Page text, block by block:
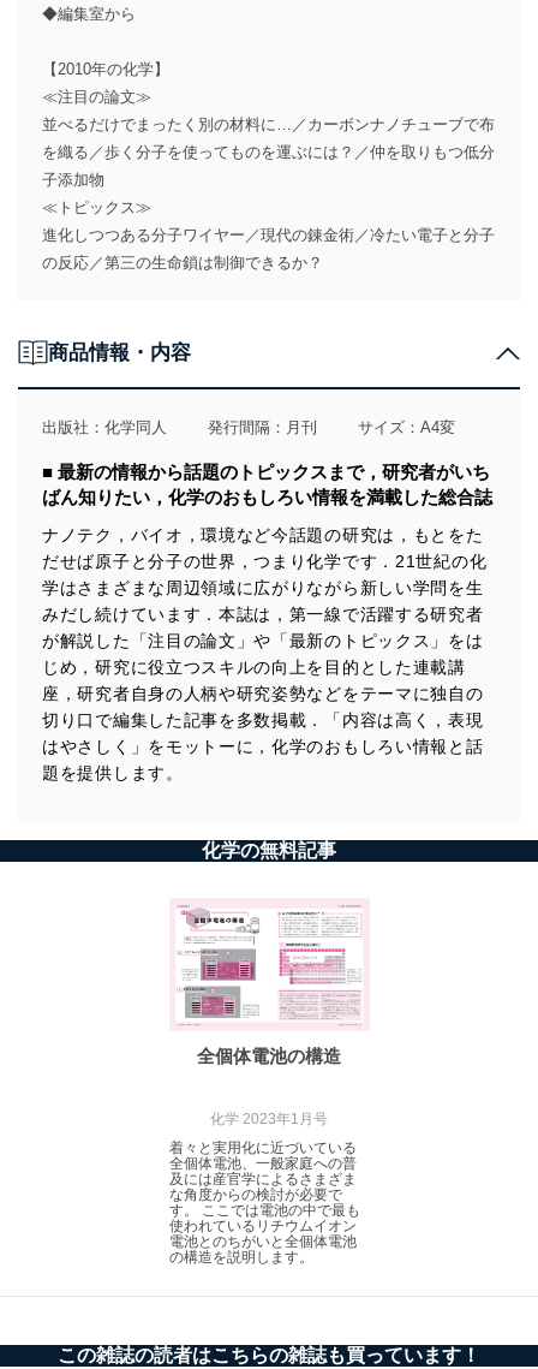
◆編集室から
【2010年の化学】
≪注目の論文≫
並べるだけでまったく別の材料に…／カーボンナノチューブで布
を織る／歩く分子を使ってものを運ぶには？／仲を取りもつ低分
子添加物
≪トピックス≫
進化しつつある分子ワイヤー／現代の錬金術／冷たい電子と分子
の反応／第三の生命鎖は制御できるか？
商品情報・内容
出版社： 化学同人 発行間隔：月刊 サイズ：A4変
■ 最新の情報から話題のトピックスまで，研究者がいち
ばん知りたい，化学のおもしろい情報を満載した総合誌
ナノテク，バイオ，環境など今話題の研究は，もとをた
だせば原子と分子の世界，つまり化学です．21世紀の化
学はさまざまな周辺領域に広がりながら新しい学問を生
みだし続けています．本誌は，第一線で活躍する研究者
が解説した「注目の論文」や「最新のトピックス」をは
じめ，研究に役立つスキルの向上を目的とした連載講
座，研究者自身の人柄や研究姿勢などをテーマに独自の
切り口で編集した記事を多数掲載．「内容は高く，表現
はやさしく」をモットーに，化学のおもしろい情報と話
題を提供します。
化学の無料記事
全個体電池の構造
化学 2023年1月号
着々と実用化に近づいている
全個体電池、一般家庭への普
及には産官学によるさまざま
な角度からの検討が必要で
す。 ここでは電池の中で最も
使われているリチウムイオン
電池とのちがいと全個体電池
の構造を説明します。
この雑誌の読者はこちらの雑誌も買っています！